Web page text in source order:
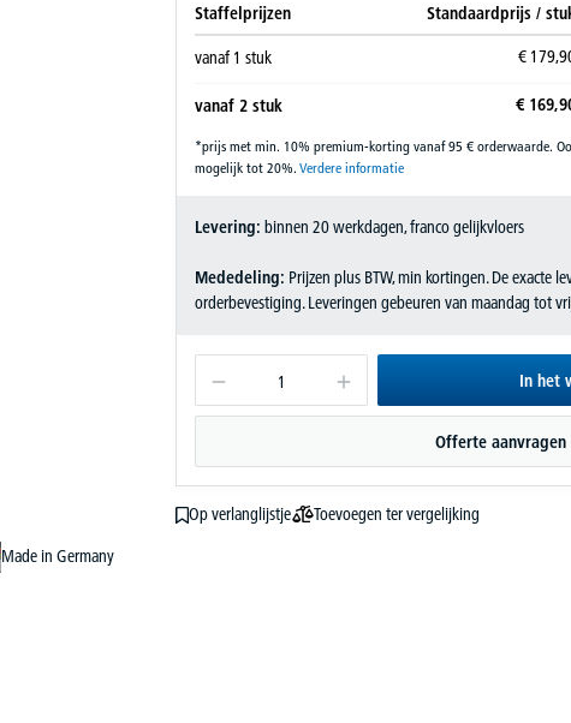
Staffelprijzen Standaardprijs /
vanaf 1 stuk € 179,
vanaf 2 stuk € 169,
*prijs met min. 10% premium-korting vanaf 95 € orderwaarde.
mogelijk tot 20%. Verdere informatie
Levering: binnen 20 werkdagen, franco gelijkvloers
Mededeling: Prijzen plus BTW, min kortingen. De exacte
orderbevestiging. Leveringen gebeuren van maandag tot
In het
Offerte aanvragen
Op verlanglijstje
Toevoegen ter vergelijking
Made in Germany